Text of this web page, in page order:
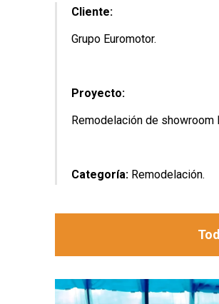
Cliente:
Grupo Euromotor.
Proyecto:
Remodelación de showroom
Categoría: Remodelación.